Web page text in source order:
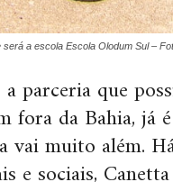
será a escola Escola Olodum Sul –
parceria que
fora da Bahia, já
vai muito além.